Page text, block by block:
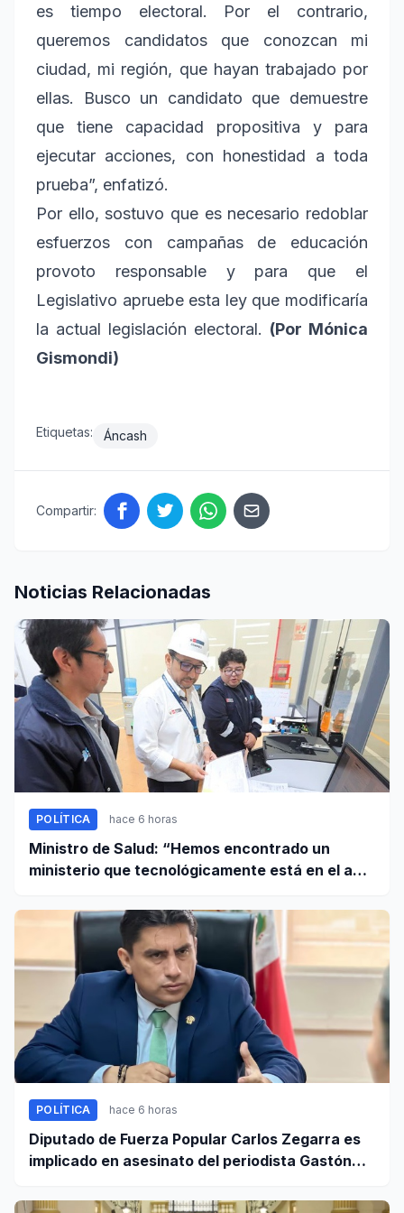
es tiempo electoral. Por el contrario,
queremos candidatos que conozcan mi
ciudad, mi región, que hayan trabajado por
ellas. Busco un candidato que demuestre
que tiene capacidad propositiva y para
ejecutar acciones, con honestidad a toda
prueba”, enfatizó.
Por ello, sostuvo que es necesario redoblar
esfuerzos con campañas de educación
provoto responsable y para que el
Legislativo apruebe esta ley que modificaría
la actual legislación electoral. (Por Mónica
Gismondi)
Etiquetas: Áncash
Compartir:
Noticias Relacionadas
POLÍTICA hace 6 horas
Ministro de Salud: “Hemos encontrado un
ministerio que tecnológicamente está en el año
POLÍTICA hace 6 horas
Diputado de Fuerza Popular Carlos Zegarra es
implicado en asesinato del periodista Gastón